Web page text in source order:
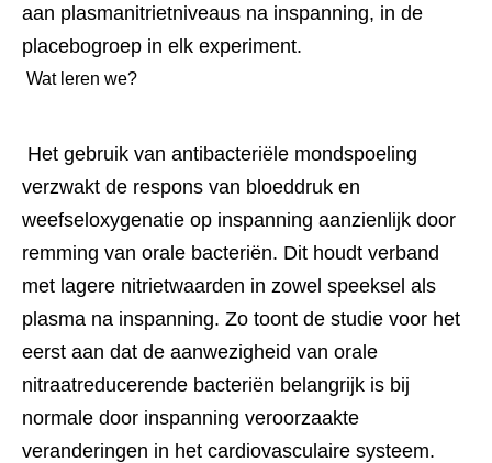
aan plasmanitrietniveaus na inspanning, in de
placebogroep in elk experiment.
Wat leren we?
verzwakt de respons van bloeddruk en
weefseloxygenatie op inspanning aanzienlijk door
remming van orale bacteriën. Dit houdt verband
met lagere nitrietwaarden in zowel speeksel als
plasma na inspanning. Zo toont de studie voor het
eerst aan dat de aanwezigheid van orale
nitraatreducerende bacteriën belangrijk is bij
normale door inspanning veroorzaakte
veranderingen in het cardiovasculaire systeem.